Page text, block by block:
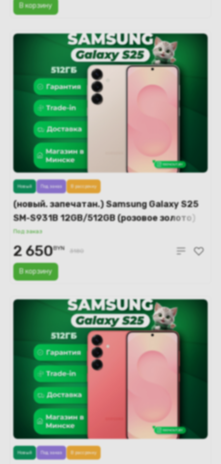
В корзину
(новый. запечатан.) Samsung Galaxy S25
SM-S931B 12GB/512GB (розовое золото)
Под заказ
В корзину
Новый Под заказ В рассрочку
2 650BYN 3180
Новый Под заказ В рассрочку